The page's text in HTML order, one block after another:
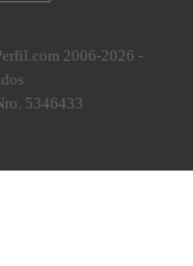
2006-2026 -
5346433